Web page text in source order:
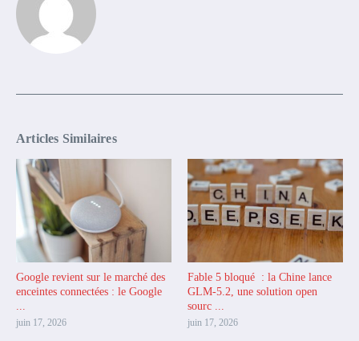
Articles Similaires
Google revient sur le marché des
enceintes connectées : le Google
...
juin 17, 2026
Fable 5 bloqué : la Chine lance
GLM-5.2, une solution open
sourc ...
juin 17, 2026